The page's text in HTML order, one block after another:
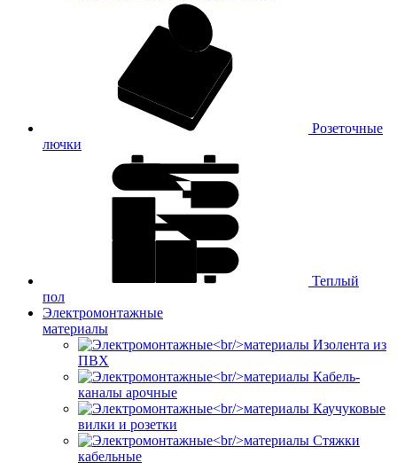
Розеточные
лючки
Теплый
пол
Электромонтажные
материалы
Изолента из
ПВХ
Кабель-
каналы арочные
Каучуковые
вилки и розетки
Стяжки
кабельные